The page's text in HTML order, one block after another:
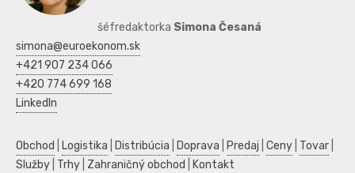
šéfredaktorka Simona Česaná
simona@euroekonom.sk
+421 907 234 066
+420 774 699 168
LinkedIn
Obchod Logistika Distribúcia Doprava Predaj Ceny Tovar
Služby Trhy Zahraničný obchod Kontakt